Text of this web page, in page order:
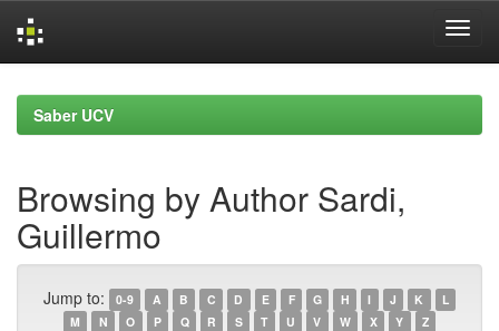
navigationSaber UCV
Browsing by Author Sardi,
Guillermo
Jump to: 0-9 A B C D E F G H I J K
L
M
N O P Q R S T U V W X Y Z